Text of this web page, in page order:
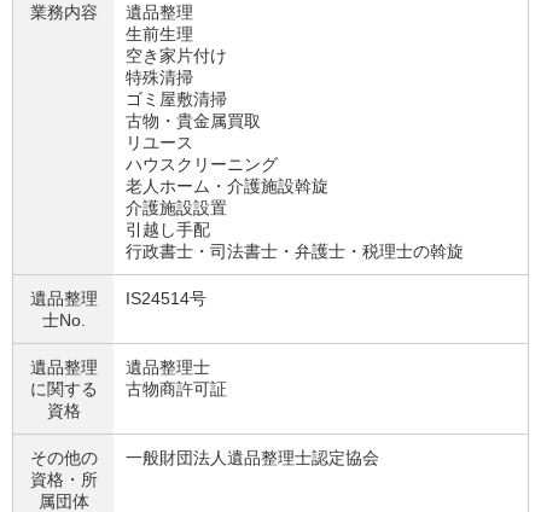
業務内容
遺品整理
生前生理
空き家片付け
特殊清掃
ゴミ屋敷清掃
古物・貴金属買取
リユース
ハウスクリーニング
老人ホーム・介護施設斡旋
介護施設設置
引越し手配
行政書士・司法書士・弁護士・税理士の斡旋
遺品整理
士No.
IS24514号
遺品整理
に関する
資格
遺品整理士
古物商許可証
その他の
資格・ 所
属団体
一般財団法人遺品整理士認定協会